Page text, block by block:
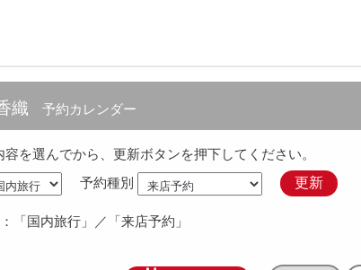
織 予約カレンダー
を選んでから、更新ボタンを押下してください。
予約種別 更新
「国内旅行」 ／「来店予約」
8:00 9:00
8:30 ～ 9:30